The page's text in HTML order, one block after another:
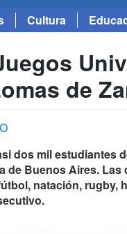
Cultura
de
dos mil estudiantes
de Buenos Aires.
natación, rugby,